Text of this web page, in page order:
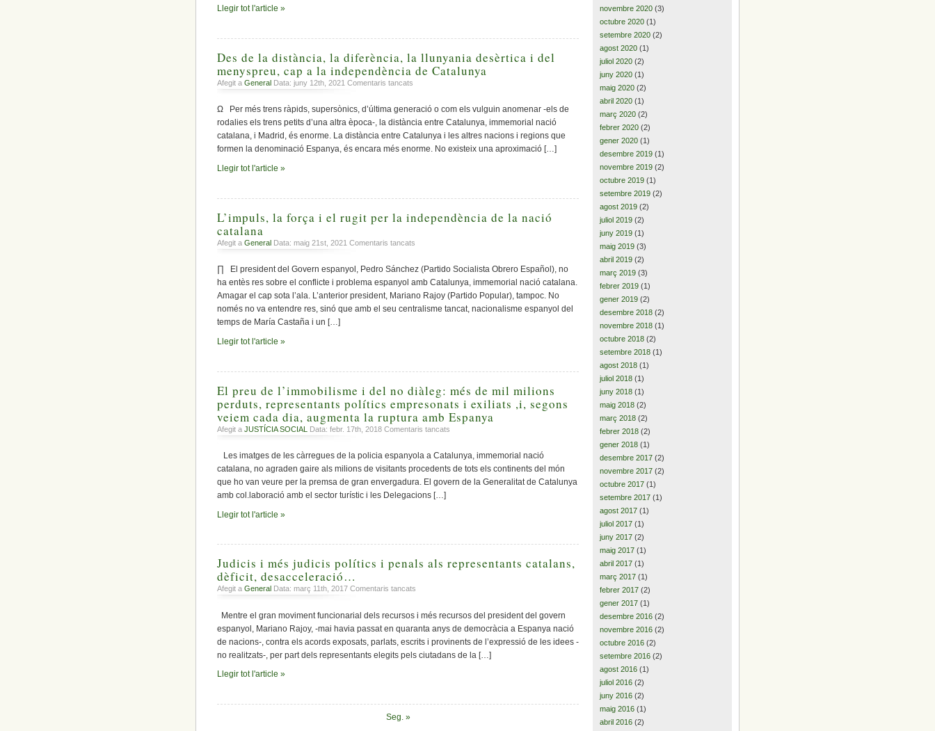
Llegir tot l'article »
Des de la distància, la diferència, la llunyania desèrtica i del
menyspreu, cap a la independència de Catalunya
Afegit a General Data: juny 12th, 2021 Comentaris tancats
de
la
la
diferència,
i
del
menyspreu,
a
independència
de
Catalunya
Ω Per més trens ràpids, supersònics, d’última generació o com els vulguin anomenar -els de
rodalies els trens petits d’una altra època-, la distància entre Catalunya, immemorial nació
catalana, i Madrid, és enorme. La distància entre Catalunya i les altres nacions i regions que
formen la denominació Espanya, és encara més enorme. No existeix una aproximació […]
Llegir tot l'article »
L’impuls, la força i el rugit per la independència de la nació
catalana
Afegit a General Data: maig 21st, 2021 Comentaris tancats
la
força
el
rugit
la
catalana
∏ El president del Govern espanyol, Pedro Sánchez (Partido Socialista Obrero Español), no
ha entès res sobre el conflicte i problema espanyol amb Catalunya, immemorial nació catalana.
Amagar el cap sota l’ala. L’anterior president, Mariano Rajoy (Partido Popular), tampoc. No
només no va entendre res, sinó que amb el seu centralisme tancat, nacionalisme espanyol del
temps de María Castaña i un […]
Llegir tot l'article »
El preu de l’immobilisme i del no diàleg: més de mil milions
perduts, representants polítics empresonats i exiliats ,i, segons
veiem cada dia, augmenta la ruptura amb Espanya
Afegit a JUSTÍCIA SOCIAL Data: febr. 17th, 2018 Comentaris tancats
preu
de
i
de
milions
empresonats
i
exiliats
,i,
Les imatges de les càrregues de la policia espanyola a Catalunya, immemorial nació
catalana, no agraden gaire als milions de visitants procedents de tots els continents del món
que ho van veure per la premsa de gran envergadura. El govern de la Generalitat de Catalunya
amb col.laboració amb el sector turístic i les Delegacions […]
Llegir tot l'article »
Judicis i més judicis polítics i penals als representants catalans,
dèficit, desacceleració…
Afegit a General Data: març 11th, 2017 Comentaris tancats
més
polítics
i
catalans,
Mentre el gran moviment funcionarial dels recursos i més recursos del president del govern
espanyol, Mariano Rajoy, -mai havia passat en quaranta anys de democràcia a Espanya nació
de nacions-, contra els acords exposats, parlats, escrits i provinents de l’expressió de les idees -
no realitzats-, per part dels representants elegits pels ciutadans de la […]
Llegir tot l'article »
Seg. »
novembre 2020 (3)
octubre 2020 (1)
setembre 2020 (2)
agost 2020 (1)
juliol 2020 (2)
juny 2020 (1)
maig 2020 (2)
abril 2020 (1)
març 2020 (2)
febrer 2020 (2)
gener 2020 (1)
desembre 2019 (1)
novembre 2019 (2)
octubre 2019 (1)
setembre 2019 (2)
agost 2019 (2)
juliol 2019 (2)
juny 2019 (1)
maig 2019 (3)
abril 2019 (2)
març 2019 (3)
febrer 2019 (1)
gener 2019 (2)
desembre 2018 (2)
novembre 2018 (1)
octubre 2018 (2)
setembre 2018 (1)
agost 2018 (1)
juliol 2018 (1)
juny 2018 (1)
maig 2018 (2)
març 2018 (2)
febrer 2018 (2)
gener 2018 (1)
desembre 2017 (2)
novembre 2017 (2)
octubre 2017 (1)
setembre 2017 (1)
agost 2017 (1)
juliol 2017 (1)
juny 2017 (2)
maig 2017 (1)
abril 2017 (1)
març 2017 (1)
febrer 2017 (2)
gener 2017 (1)
desembre 2016 (2)
novembre 2016 (2)
octubre 2016 (2)
setembre 2016 (2)
agost 2016 (1)
juliol 2016 (2)
juny 2016 (2)
maig 2016 (1)
abril 2016 (2)